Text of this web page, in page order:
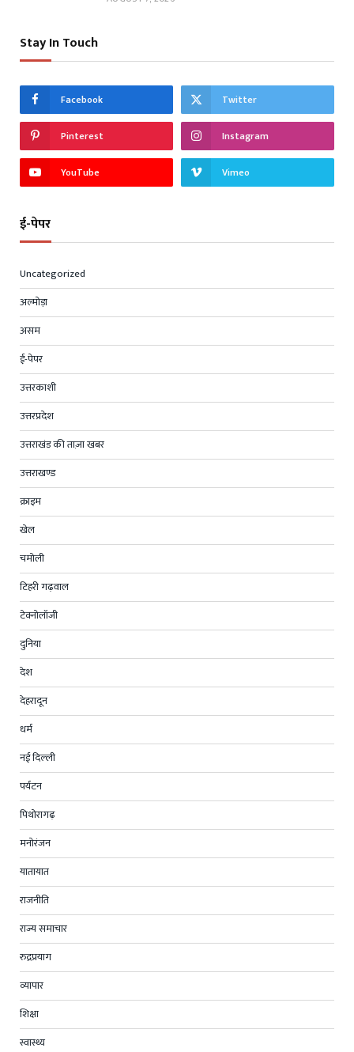
Stay In Touch
Facebook Twitter
Pinterest Instagram
YouTube Vimeo
ई-पेपर
Uncategorized
अल्मोड़ा
असम
ई-पेपर
उत्तरकाशी
उत्तरप्रदेश
उत्तराखंड की ताज़ा खबर
उत्तराखण्ड
क्राइम
खेल
चमोली
टिहरी गढ़वाल
टेक्नोलॉजी
दुनिया
देश
देहरादून
धर्म
नई दिल्ली
पर्यटन
पिथोरागढ़
मनोरंजन
यातायात
राजनीति
राज्य समाचार
रुद्रप्रयाग
व्यापार
शिक्षा
स्वास्थ्य